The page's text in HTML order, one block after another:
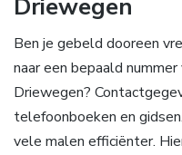
Driewegen
Ben je gebeld dooreen
naar een bepaald
Driewegen?
telefoonboeken en
vele malen efficiënter.